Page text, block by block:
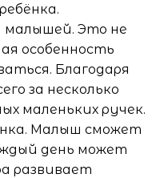
малышей. Это не
особенность
Благодаря
за несколько
маленьких ручек.
Малыш сможет
день может
развивает